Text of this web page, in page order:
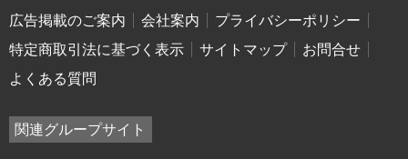
広告掲載のご案内
会社案内
プライバシーポリシー
特定商取引法に基づく表示
サイトマップ
お問合せ
よくある質問
関連グループサイト